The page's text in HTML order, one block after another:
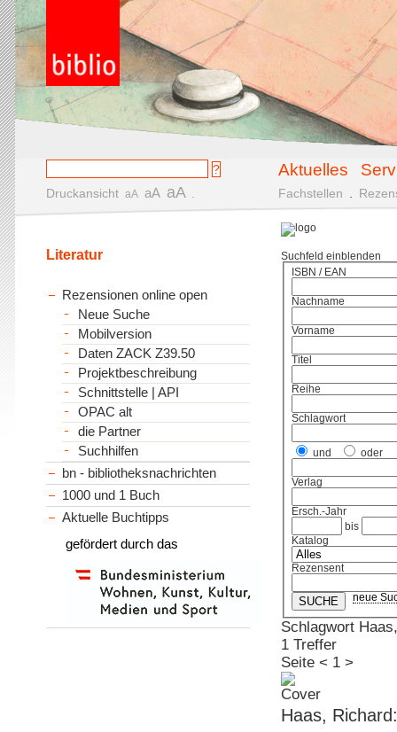
Aktuelles
Druckansicht aA aA aA Fachstellen
Suchfeld einblenden
ISBN / EAN
Nachname
Vorname
Titel
Reihe
Schlagwort
und oder
Verlag
Ersch.-Jahr
bis
Katalog
Rezensent
neue
Schlagwort
1 Treffer
Seite < 1 >
Haas,
Literatur
Rezensionen online open
Neue Suche
Mobilversion
Daten ZACK Z39.50
Projektbeschreibung
Schnittstelle | API
OPAC alt
die Partner
Suchhilfen
bn - bibliotheksnachrichten
1000 und 1 Buch
Aktuelle Buchtipps
gefördert durch das